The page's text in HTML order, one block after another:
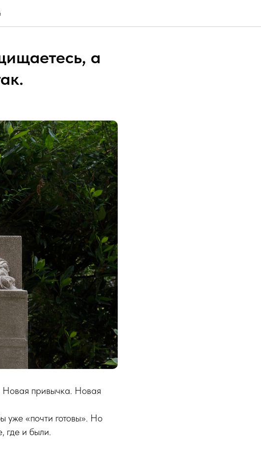
а
Новая привычка. Новая
уже «почти готовы». Но
где и были.